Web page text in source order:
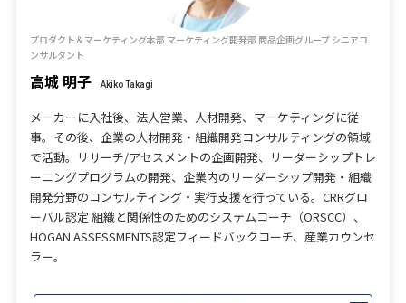
プロダクト＆マーケティング本部 マーケティング開発部 商品企画グループ シニアコ
ンサルタント
高城 明子 Akiko Takagi
メーカーに入社後、法人営業、人材開発、マーケティングに従
事。その後、企業の人材開発・組織開発コンサルティングの領域
で活動。リサーチ/アセスメントの企画開発、リーダーシップトレ
ーニングプログラムの開発、企業内のリーダーシップ開発・組織
開発分野のコンサルティング・実行支援を行っている。CRRグロ
ーバル認定 組織と関係性のためのシステムコーチ（ORSCC）、
HOGAN ASSESSMENTS認定フィードバックコーチ、産業カウンセ
ラー。